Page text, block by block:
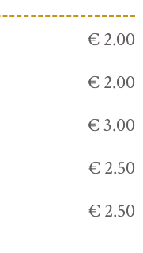
€ 2.00
€ 2.00
€ 3.00
€ 2.50
€ 2.50